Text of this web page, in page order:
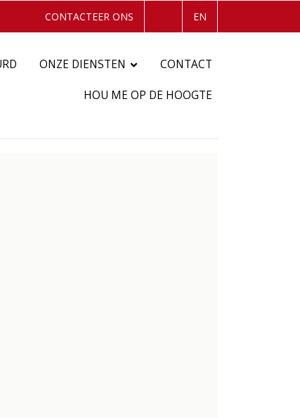
CONTACTEER ONS EN
ONZE DIENSTEN CONTACT
HOU ME OP DE HOOGTE